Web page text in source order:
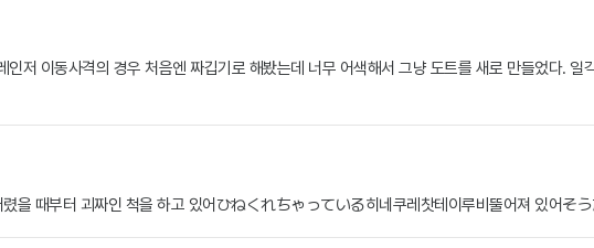
저 이동사격의 경우 처음엔 짜깁기로 해봤는데 너무 어색해서 그냥 도트를 새로 만들었다.
을 때부터 괴짜인 척을 하고 있어ひねくれちゃっている히네쿠레찻테이루비뚤어져 있어